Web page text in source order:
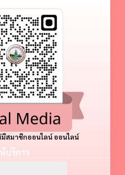
มีสมาชิกออนไลน์ ออนไลน์
บริการ